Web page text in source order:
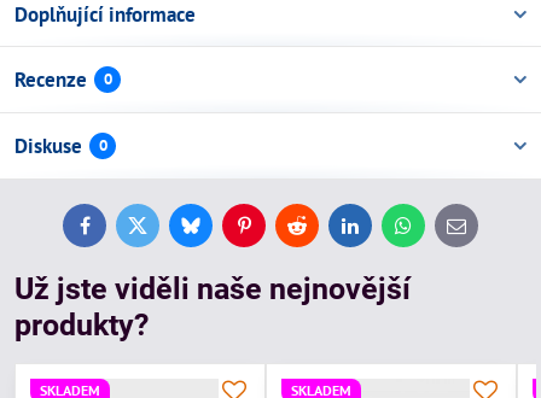
Doplňující informace
Recenze 0
Diskuse 0
FacebookTwitterBlueskyPinterestReddit LinkedInWhatsApp
E-
mail
Už jste viděli naše nejnovější
produkty?
SKLADEM SKLADEM